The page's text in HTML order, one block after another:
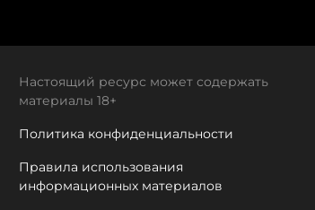
Настоящий ресурс может содержать
материалы 18+
Политика конфиденциальности
Правила использования
информационных материалов